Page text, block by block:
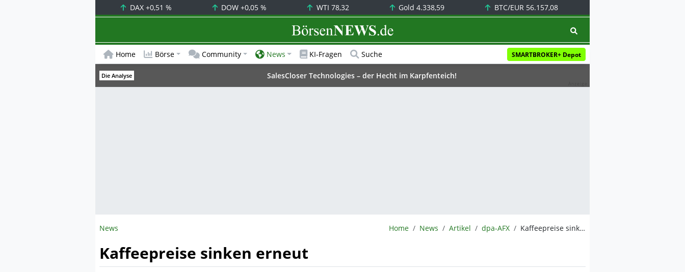
DAX +0,51 % DOW+0,05 % WTI 78,32 Gold4.338,59 BTC/EUR 56.157,08
BörsenNEWS.de
Home Börse Community News KI-Fragen Suche SMARTBROKER+ Depot
Die Analyse SalesCloser Technologies – der Hecht im Karpfenteich!
News BörsenNEWS.de
Home News Artikel dpa-AFX Kaffeepreise sinken erneut
Kaffeepreise sinken erneut